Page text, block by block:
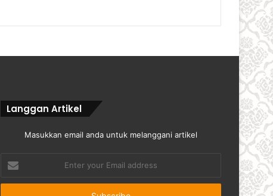
Langgan Artikel
Masukkan email anda untuk melanggani artikel
your
Email